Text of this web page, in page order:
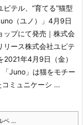
テル、”育てる”猫型
（ユノ）」4月9日
ップにて発売｜株式会
リース株式会社ユピテ
年4月9日（金）
「Juno」は猫をモチー
ミュニケーシ ...
ペ ...